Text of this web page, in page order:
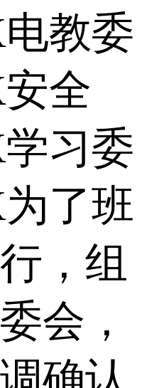
教委
全
习委
了班
，组
会，